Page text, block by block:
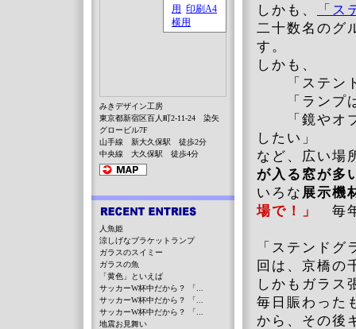
しかも、
「
二十数名のグ
す。
しかも、
「ステンド
「ランプ
「鏡やオブ
したい」
など、広い場
が入る窓が多
いろな 展示機
場で！」 毎
「ステンド
回は、京橋の
しかもガラス
毎日賑わった
から、その後
みきデザイン工房
東京都新宿区百人町2-11-24 染矢
グロービル7F
山手線 新大久保駅 徒歩2分
中央線 大久保駅 徒歩4分
人魚姫
涼しげなブラケットランプ
ガラスのスイミー
ガラスの魚
「黄色」といえば
サッカーW杯中だから？ 「...
サッカーW杯中だから？ 「...
サッカーW杯中だから？ 「...
地震お見舞い